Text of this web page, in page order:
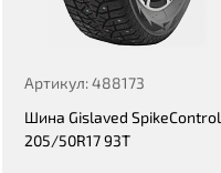
Артикул: 488173
Шина Gislaved SpikeControl
205/50R17 93T